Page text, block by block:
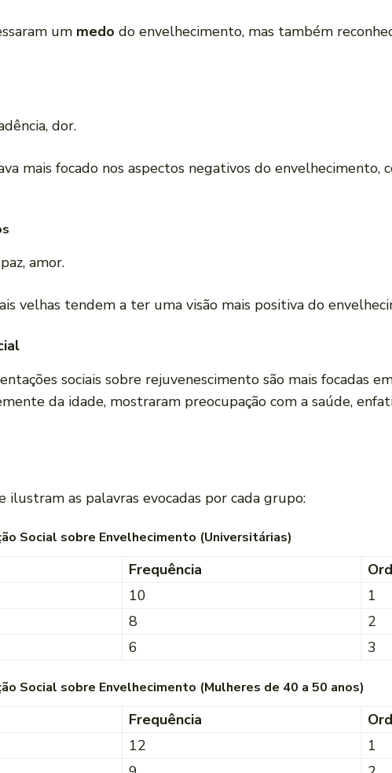
um medo do envelhecimento, mas também
dor.
mais focado nos aspectos negativos do envelhecimento,
amor.
velhas tendem a ter uma visão mais positiva do
sociais sobre rejuvenescimento são mais focadas
da idade, mostraram preocupação com a saúde,
as palavras evocadas por cada grupo:
Social sobre Envelhecimento (Universitárias)
Frequência
10
1
8
2
6 3
Social sobre Envelhecimento (Mulheres de 40 a 50 anos)
Frequência
12
1